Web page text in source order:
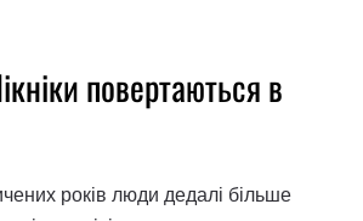
повертаються в
років люди дедалі більше